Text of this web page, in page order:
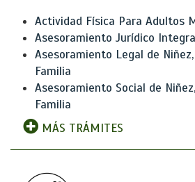
Actividad Física Para Adultos
Asesoramiento Jurídico
Asesoramiento Legal de
Familia
Asesoramiento Social de
Familia
MÁS TRÁMITES